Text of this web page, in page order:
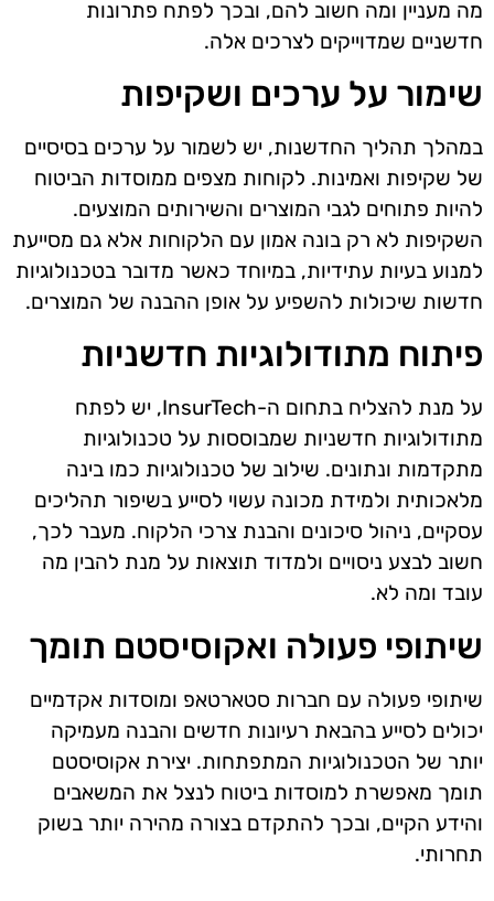
מה מעניין ומה חשוב להם, ובכך לפתח פתרונות
חדשניים שמדוייקים לצרכים אלה.
שימור על ערכים ושקיפות
במהלך תהליך החדשנות, יש לשמור על ערכים בסיסיים
של שקיפות ואמינות. לקוחות מצפים ממוסדות הביטוח
להיות פתוחים לגבי המוצרים והשירותים המוצעים.
השקיפות לא רק בונה אמון עם הלקוחות אלא גם מסייעת
למנוע בעיות עתידיות, במיוחד כאשר מדובר בטכנולוגיות
חדשות שיכולות להשפיע על אופן ההבנה של המוצרים.
פיתוח מתודולוגיות חדשניות
על מנת להצליח בתחום ה-InsurTech, יש לפתח
מתודולוגיות חדשניות שמבוססות על טכנולוגיות
מתקדמות ונתונים. שילוב של טכנולוגיות כמו בינה
מלאכותית ולמידת מכונה עשוי לסייע בשיפור תהליכים
עסקיים, ניהול סיכונים והבנת צרכי הלקוח. מעבר לכך,
חשוב לבצע ניסויים ולמדוד תוצאות על מנת להבין מה
עובד ומה לא.
שיתופי פעולה ואקוסיסטם תומך
שיתופי פעולה עם חברות סטארטאפ ומוסדות אקדמיים
יכולים לסייע בהבאת רעיונות חדשים והבנה מעמיקה
יותר של הטכנולוגיות המתפתחות. יצירת אקוסיסטם
תומך מאפשרת למוסדות ביטוח לנצל את המשאבים
והידע הקיים, ובכך להתקדם בצורה מהירה יותר בשוק
תחרותי.